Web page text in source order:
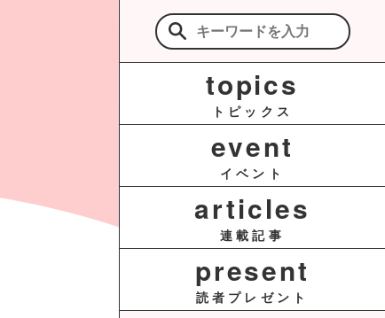
検
索:
topics
トピックス
event
イベント
articles
連載記事
present
読者プレゼント